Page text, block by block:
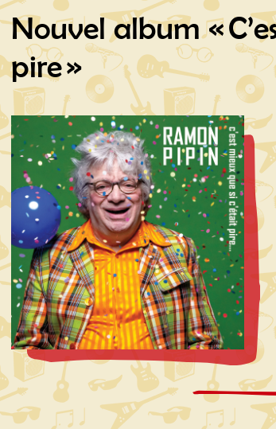
Nouvel album «
pire »